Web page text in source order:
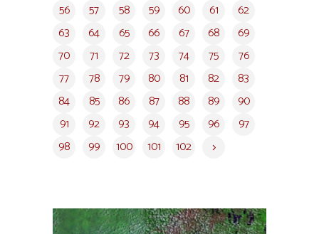
56
57 58 59 60 61
62
63
64 65 66 67 68
69
70
71 72 73 74 75
76
77
78 79 80 81 82
83
84
85 86 87 88 89
90
91
92 93 94 95 96
97
98
99 100 101 102